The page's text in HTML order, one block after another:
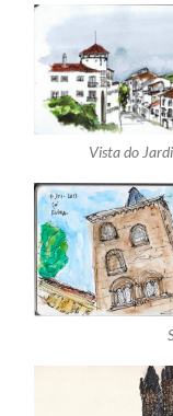
Vista do